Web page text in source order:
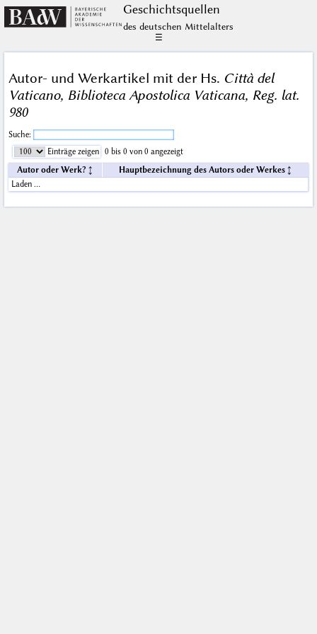
Geschichts­quellen
des deutschen Mittelalters
☰
Autor- und Werkartikel mit der Hs. Città del
Vaticano, Biblioteca Apostolica Vaticana, Reg. lat.
980
Suche:
Einträge zeigen
0 bis 0 von 0 angezeigt
Autor oder Werk?
Hauptbezeichnung des Autors oder Werkes
Laden …